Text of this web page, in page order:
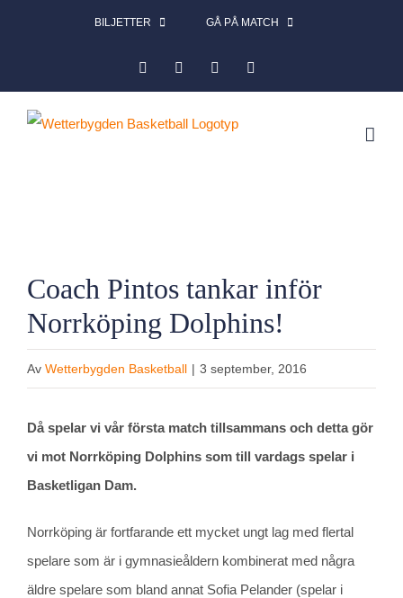
BILJETTER GÅ PÅ MATCH
FacebookInstagram
större
bild
Coach Pintos tankar inför
Norrköping Dolphins!
Av Wetterbygden Basketball | 3 september, 2016
Då spelar vi vår första match tillsammans och detta gör
vi mot Norrköping Dolphins som till vardags spelar i
Basketligan Dam.
Norrköping är fortfarande ett mycket ungt lag med flertal
spelare som är i gymnasieåldern kombinerat med några
äldre spelare som bland annat Sofia Pelander (spelar i